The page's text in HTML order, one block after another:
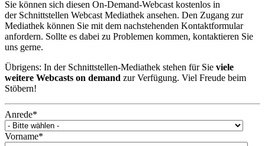
Sie können sich diesen On-Demand-Webcast kostenlos in
der Schnittstellen Webcast Mediathek ansehen. Den Zugang zur
Mediathek können Sie mit dem nachstehenden Kontaktformular
anfordern. Sollte es dabei zu Problemen kommen, kontaktieren Sie
uns gerne.
Übrigens: In der Schnittstellen-Mediathek stehen für Sie viele
weitere Webcasts on demand zur Verfügung. Viel Freude beim
Stöbern!
Anrede*
Vorname*